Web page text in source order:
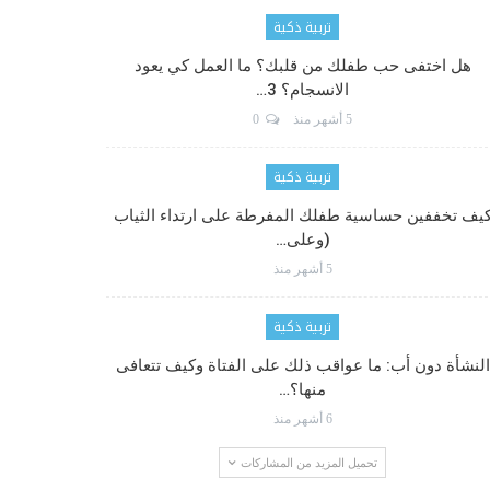
تربية ذكية
هل اختفى حب طفلك من قلبك؟ ما العمل كي يعود
الانسجام؟ 3…
5 أشهر منذ
تربية ذكية
تخففين حساسية طفلك المفرطة على ارتداء الثياب
(وعلى…
5 أشهر منذ
تربية ذكية
النشأة دون أب: ما عواقب ذلك على الفتاة وكيف تتعافى
منها؟…
6 أشهر منذ
تحميل المزيد من المشاركات